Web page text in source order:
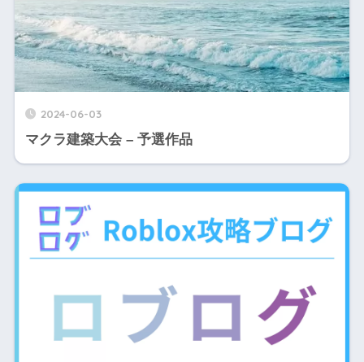
2024-06-03
マクラ建築大会 – 予選作品